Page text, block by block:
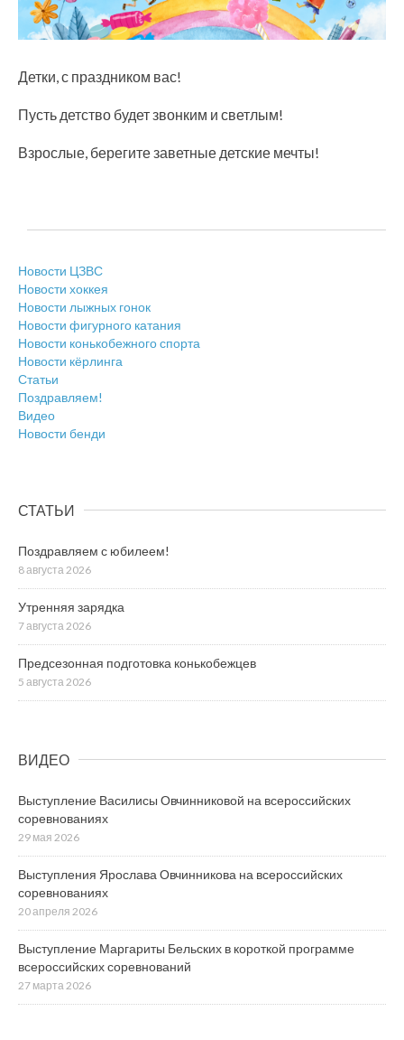
Детки, с праздником вас!
Пусть детство будет звонким и светлым!
Взрослые, берегите заветные детские мечты!
Новости ЦЗВС
Новости хоккея
Новости лыжных гонок
Новости фигурного катания
Новости конькобежного спорта
Новости кёрлинга
Статьи
Поздравляем!
Видео
Новости бенди
СТАТЬИ
Поздравляем с юбилеем!
8 августа 2026
Утренняя зарядка
7 августа 2026
Предсезонная подготовка конькобежцев
5 августа 2026
ВИДЕО
Выступление Василисы Овчинниковой на всероссийских
соревнованиях
29 мая 2026
Выступления Ярослава Овчинникова на всероссийских
соревнованиях
20 апреля 2026
Выступление Маргариты Бельских в короткой программе
всероссийских соревнований
27 марта 2026